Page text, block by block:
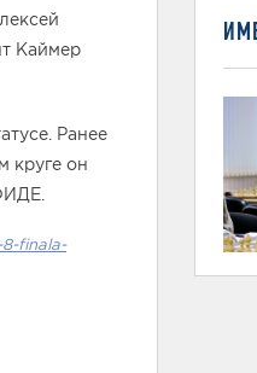
Каймер
Ранее
круге он
finala-